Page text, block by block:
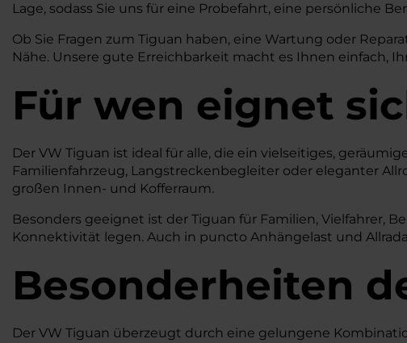
Lage, sodass Sie uns für eine Probefahrt, eine persönliche
Ob Sie Fragen zum Tiguan haben, eine Wartung oder
Nähe. Unsere gute Erreichbarkeit macht es Ihnen einfach,
Für wen eignet
Der VW Tiguan ist ideal für alle, die ein vielseitiges,
Familienfahrzeug, Langstreckenbegleiter oder eleganter
großen Innen- und Kofferraum.
Besonders geeignet ist der Tiguan für Familien, Vielfahrer,
Konnektivität legen. Auch in puncto Anhängelast und
Besonderheiten
Der VW Tiguan überzeugt durch eine gelungene